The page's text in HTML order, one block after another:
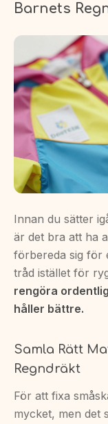
Barnets
Innan du sätter
är det bra att ha
förbereda sig för
tråd istället för
rengöra
håller bättre.
Samla Rätt
Regndräkt
För att fixa
mycket, men det